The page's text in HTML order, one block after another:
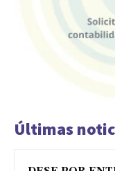
Últimas